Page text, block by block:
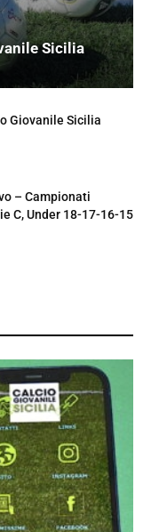
Sicilia
Giovanile Sicilia
– Campionati
C, Under 18-17-16-15